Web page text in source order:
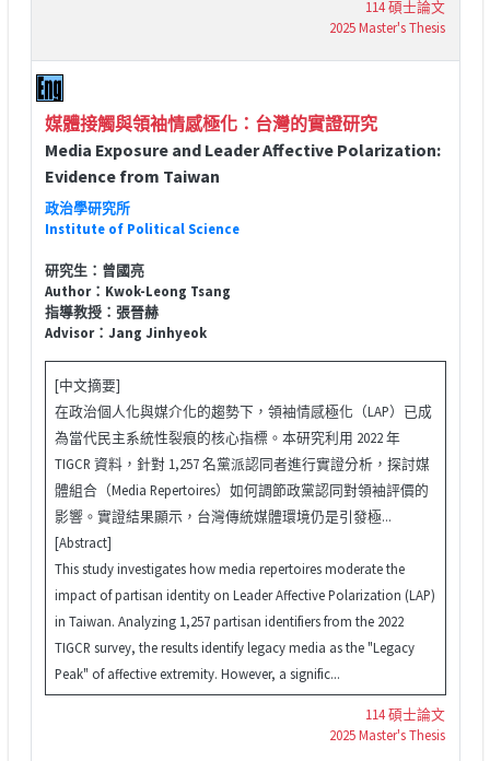
114 碩士論文
2025 Master's Thesis
媒體接觸與領袖情感極化：台灣的實證研究
Media Exposure and Leader Affective Polarization:
Evidence from Taiwan
政治學研究所
Institute of Political Science
研究生：曾國亮
Author：Kwok-Leong Tsang
指導教授：張晉赫
Advisor：Jang Jinhyeok
[中文摘要]
在政治個人化與媒介化的趨勢下，領袖情感極化（LAP）已成
為當代民主系統性裂痕的核心指標。本研究利用 2022 年
TIGCR 資料，針對 1,257 名黨派認同者進行實證分析，探討媒
體組合（Media Repertoires）如何調節政黨認同對領袖評價的
影響。實證結果顯示，台灣傳統媒體環境仍是引發極...
[Abstract]
This study investigates how media repertoires moderate the
impact of partisan identity on Leader Affective Polarization (LAP)
in Taiwan. Analyzing 1,257 partisan identifiers from the 2022
TIGCR survey, the results identify legacy media as the "Legacy
Peak" of affective extremity. However, a signific...
114 碩士論文
2025 Master's Thesis